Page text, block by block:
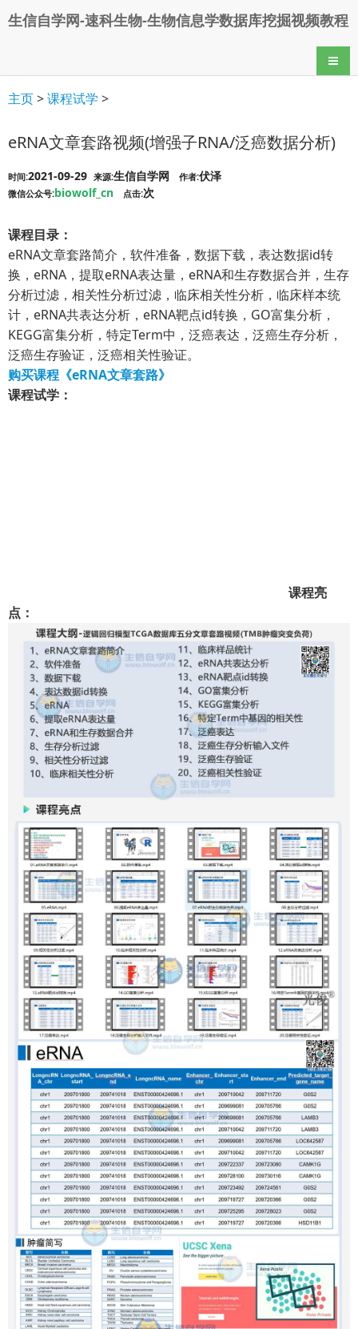
生信自学网-速科生物-生物信息学数据库挖掘视频教程
导航
主页>课程试学 >
eRNA文章套路视频(增强子RNA/泛癌数据分析)
时间:2021-09-29 来源:生信自学网 作者:伏泽
微信公众号:biowolf_cn 点击:次
课程目录：
eRNA文章套路简介，软件准备，数据下载，表达数据id转
换，eRNA，提取eRNA表达量，eRNA和生存数据合并，生存
分析过滤，相关性分析过滤，临床相关性分析，临床样本统
计，eRNA共表达分析，eRNA靶点id转换，GO富集分析，
KEGG富集分析，特定Term中，泛癌表达，泛癌生存分析，
泛癌生存验证，泛癌相关性验证。
购买课程《eRNA文章套路》
课程试学：
课程亮
点：